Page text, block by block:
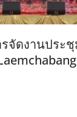
จัดงานประ